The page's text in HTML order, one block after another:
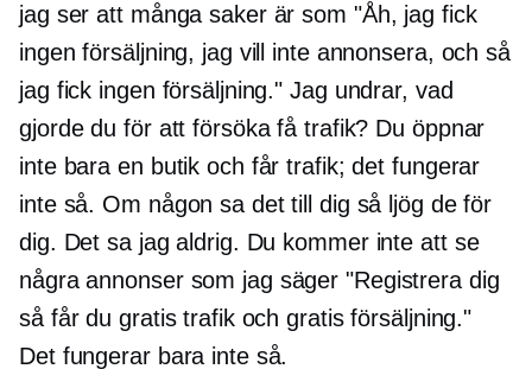
jag ser att många saker är som "Åh, jag fick
ingen försäljning, jag vill inte annonsera, och så
jag fick ingen försäljning." Jag undrar, vad
gjorde du för att försöka få trafik? Du öppnar
inte bara en butik och får trafik; det fungerar
inte så. Om någon sa det till dig så ljög de för
dig. Det sa jag aldrig. Du kommer inte att se
några annonser som jag säger "Registrera dig
så får du gratis trafik och gratis försäljning."
Det fungerar bara inte så.